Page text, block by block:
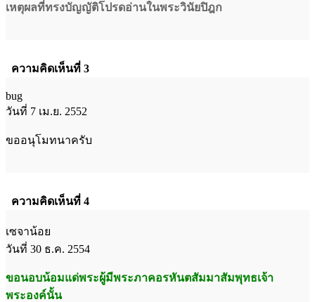
เหตุผลที่ทรงบัญญัติโปรดอ่านในพระวินัยปิฎก
ความคิดเห็นที่ 3
bug
วันที่ 7 เม.ย. 2552
ขออนุโมทนาครับ
ความคิดเห็นที่ 4
เซจาน้อย
วันที่ 30 ธ.ค. 2554
ขอนอบน้อมแด่พระผู้มีพระภาคอรหันตสัมมาสัมพุทธเจ้า
พระองค์นั้น